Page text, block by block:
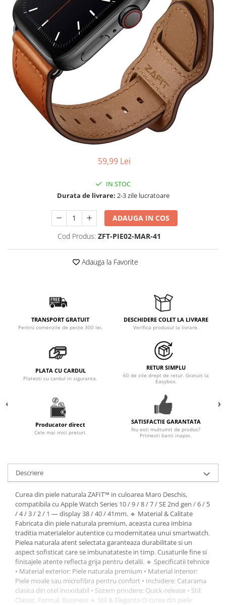
59,99 Lei
IN STOC
Durata de livrare: 2-3 zile lucratoare
ADAUGA IN COS
Cod Produs: ZFT-PIE02-MAR-41
Adauga la Favorite
TRANSPORT GRATUIT
Pentru comenzile de peste 300 lei.
DESCHIDERE COLET LA LIVRARE
Verifica produsul la livrare.
PLATA CU CARDUL
Platesti cu cardul in siguranta.
RETUR SIMPLU
60 de zile drept de retur. Gratuit la
Easybox.
Producator direct
Cele mai mici preturi.
SATISFACTIE GARANTATA
Nu esti multumit de produs?
Primesti banii inapoi.
Descriere
Curea din piele naturala ZAFIT™ in culoarea Maro Deschis,
compatibila cu Apple Watch Series 10 / 9 / 8 / 7 / SE 2nd gen / 6 / 5
/ 4 / 3 / 2 / 1 — display 38 / 40 / 41mm. 🔹 Material & Calitate
Fabricata din piele naturala premium, aceasta curea imbina
traditia materialelor autentice cu modernitatea unui smartwatch.
Pielea naturala atent selectata garanteaza durabilitate si un
aspect sofisticat care se imbunatateste in timp. Cusaturile fine si
finisajele atente reflecta grija pentru detalii. 🔹 Specificatii tehnice
• Material exterior: Piele naturala premium • Material interior:
Piele moale sau microfibra pentru confort • Inchidere: Catarama
clasica din otel inoxidabil • Sistem prindere: Quick-release • Stil:
Classic, Formal, Business 🔹 Stil & Eleganta O curea din piele